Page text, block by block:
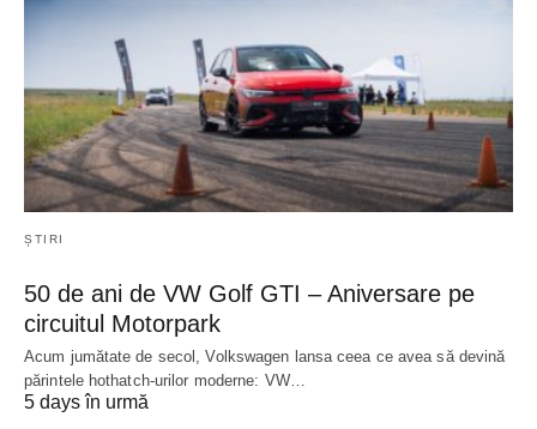
ȘTIRI
50 de ani de VW Golf GTI – Aniversare pe
circuitul Motorpark
Acum jumătate de secol, Volkswagen lansa ceea ce avea să devină
părintele hothatch-urilor moderne: VW…
5 days în urmă